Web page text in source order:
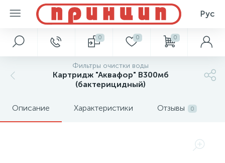
Рус
0 0 0
Фильтры очистки воды
Картридж "Аквафор" В300мб
(бактерицидный)
Описание Характеристики Отзывы 0